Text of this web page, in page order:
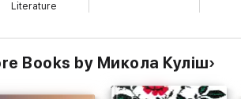
Literature
Books by Микола Куліш